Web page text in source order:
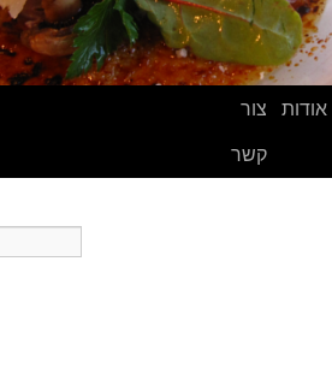
אודות צור
קשר